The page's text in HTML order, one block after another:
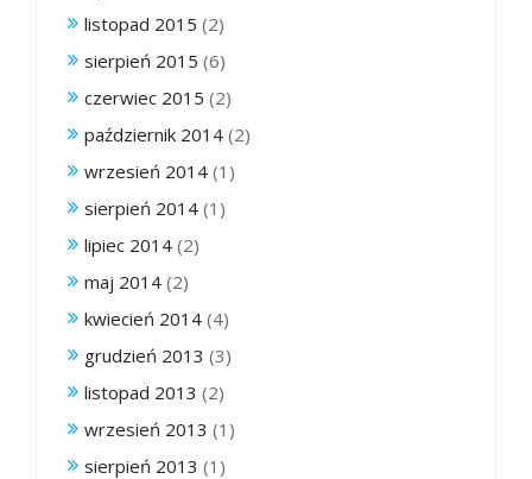
listopad 2015 (2)
sierpień 2015 (6)
czerwiec 2015 (2)
październik 2014 (2)
wrzesień 2014 (1)
sierpień 2014 (1)
lipiec 2014 (2)
maj 2014 (2)
kwiecień 2014 (4)
grudzień 2013 (3)
listopad 2013 (2)
wrzesień 2013 (1)
sierpień 2013 (1)